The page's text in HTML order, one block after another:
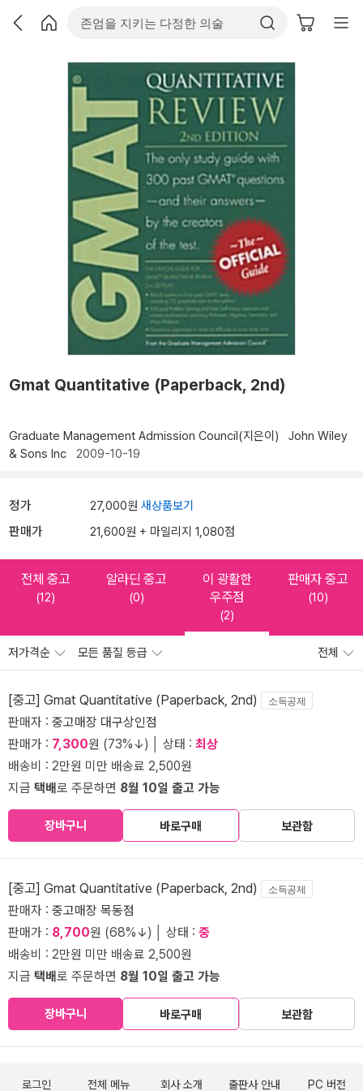
Gmat Quantitative (Paperback, 2nd)
Graduate Management Admission Council(지은이)
John Wiley
& Sons Inc 2009-10-19
정가 27,000원 새상품보기
판매가 21,600원 + 마일리지 1,080점
전체 중고
(12)
알라딘 중고
(0)
이 광활한
우주점
(2)
판매자 중고
(10)
저가격순 모든 품질 등급 전체
[중고] Gmat Quantitative (Paperback, 2nd) 소득공제
판매자 : 중고매장 대구상인점
판매가 : 7,300원 (73%↓) │ 상태 : 최상
배송비 : 2만원 미만 배송료 2,500원
지금 택배로 주문하면 8월 10일 출고 가능
장바구니 바로구매 보관함
[중고] Gmat Quantitative (Paperback, 2nd) 소득공제
판매자 : 중고매장 목동점
판매가 : 8,700원 (68%↓) │ 상태 : 중
배송비 : 2만원 미만 배송료 2,500원
지금 택배로 주문하면 8월 10일 출고 가능
장바구니 바로구매 보관함
로그인 전체 메뉴 회사 소개 출판사 안내 PC 버전